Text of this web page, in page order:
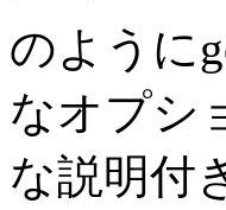
のように
なオプシ
な説明付